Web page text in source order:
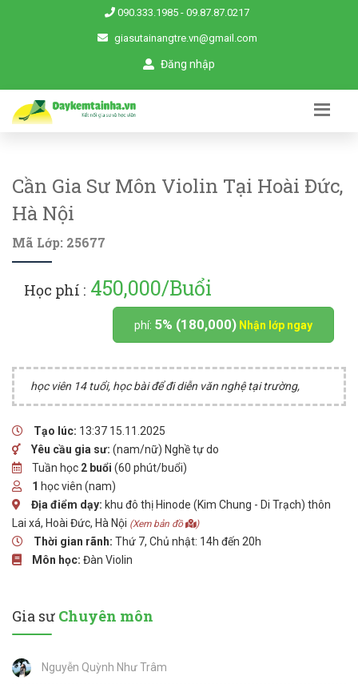
090.333.1985 - 09.87.87.0217
giasutainangtre.vn@gmail.com
Đăng nhập
Cần Gia Sư Môn Violin Tại Hoài Đức,
Hà Nội
Mã Lớp: 25677
Học phí : 450,000/Buổi
phí: 5% (180,000) Nhận lớp ngay
học viên 14 tuổi, học bài để đi diễn văn nghệ tại trường,
Tạo lúc: 13:37 15.11.2025
Yêu cầu gia sư: (nam/nữ) Nghề tự do
Tuần học 2 buổi (60 phút/buổi)
1 học viên (nam)
Địa điểm dạy: khu đô thị Hinode (Kim Chung - Di Trạch) thôn
Lai xá, Hoài Đức, Hà Nội (Xem bản đồ )
Thời gian rãnh: Thứ 7, Chủ nhật: 14h đến 20h
Môn học: Đàn Violin
Gia sư Chuyên môn
Nguyễn Quỳnh Như Trâm